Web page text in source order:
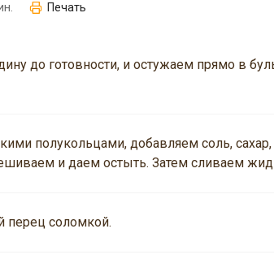
Печать
до готовности, и остужаем прямо в
полукольцами, добавляем соль,
и даем остыть. Затем сливаем
перец соломкой.